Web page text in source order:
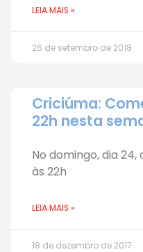
LEIA MAIS »
26 de setembro de 2018
Criciúma:
22h nesta
No domingo, dia 24,
às 22h
LEIA MAIS »
18 de dezembro de 2017